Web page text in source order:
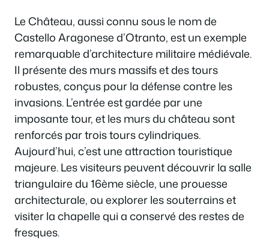
Le Château, aussi connu sous le nom de
Castello Aragonese d’Otranto, est un exemple
remarquable d’architecture militaire médiévale.
Il présente des murs massifs et des tours
robustes, conçus pour la défense contre les
invasions. L’entrée est gardée par une
imposante tour, et les murs du château sont
renforcés par trois tours cylindriques.
Aujourd’hui, c’est une attraction touristique
majeure. Les visiteurs peuvent découvrir la salle
triangulaire du 16ème siècle, une prouesse
architecturale, ou explorer les souterrains et
visiter la chapelle qui a conservé des restes de
fresques.